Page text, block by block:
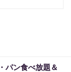
パン食べ放題＆